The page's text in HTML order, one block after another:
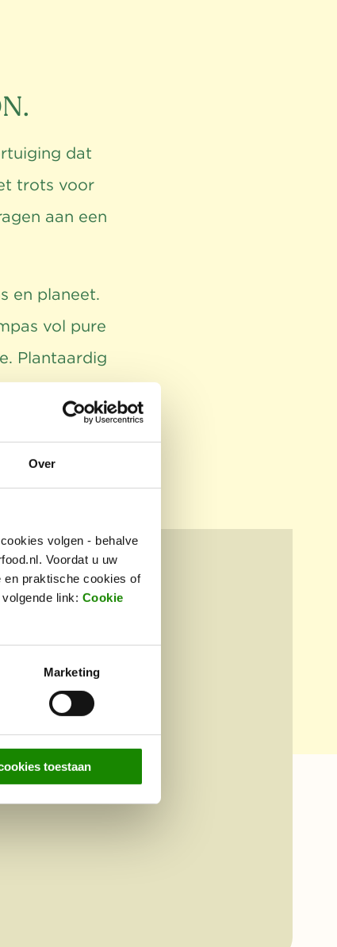
Over
volgen - behalve
Voordat u uw
praktische cookies of
link: Cookie
Marketing
toestaan
dat
trots voor
aan een
en planeet.
vol pure
Plantaardig
met onze
morgen.